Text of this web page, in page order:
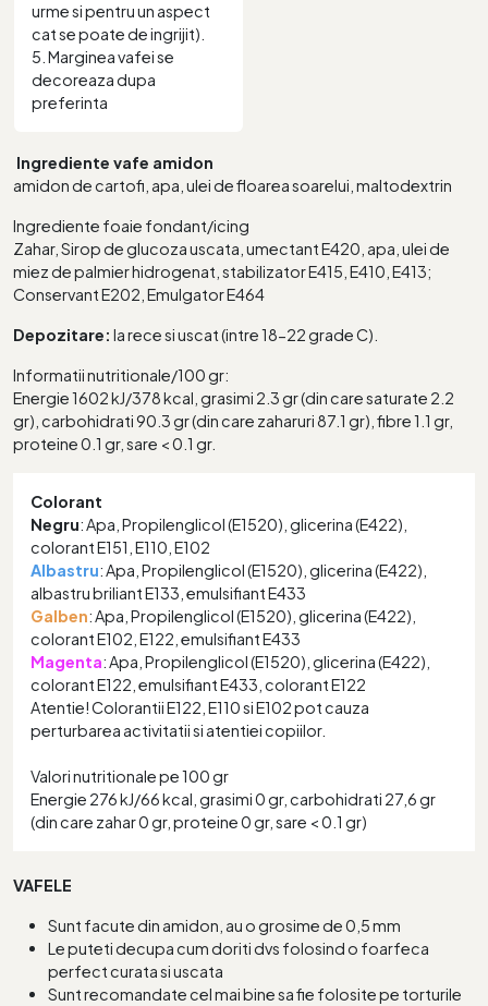
urme si pentru un aspect
cat se poate de ingrijit).
5. Marginea vafei se
decoreaza dupa
preferinta
Ingrediente vafe amidon
amidon de cartofi, apa, ulei de floarea soarelui, maltodextrin
Ingrediente foaie fondant/icing
Zahar, Sirop de glucoza uscata, umectant E420, apa, ulei de
miez de palmier hidrogenat, stabilizator E415, E410, E413;
Conservant E202, Emulgator E464
Depozitare: la rece si uscat (intre 18-22 grade C).
Informatii nutritionale/100 gr:
Energie 1602 kJ/378 kcal, grasimi 2.3 gr (din care saturate 2.2
gr), carbohidrati 90.3 gr (din care zaharuri 87.1 gr), fibre 1.1 gr,
proteine 0.1 gr, sare < 0.1 gr.
Colorant
Negru: Apa, Propilenglicol (E1520), glicerina (E422),
colorant E151, E110, E102
Albastru: Apa, Propilenglicol (E1520), glicerina (E422),
albastru briliant E133, emulsifiant E433
Galben: Apa, Propilenglicol (E1520), glicerina (E422),
colorant E102, E122, emulsifiant E433
Magenta: Apa, Propilenglicol (E1520), glicerina (E422),
colorant E122, emulsifiant E433, colorant E122
Atentie! Colorantii E122, E110 si E102 pot cauza
perturbarea activitatii si atentiei copiilor.
Valori nutritionale pe 100 gr
Energie 276 kJ/66 kcal, grasimi 0 gr, carbohidrati 27,6 gr
(din care zahar 0 gr, proteine 0 gr, sare < 0.1 gr)
VAFELE
Sunt facute din amidon, au o grosime de 0,5 mm
Le puteti decupa cum doriti dvs folosind o foarfeca
perfect curata si uscata
Sunt recomandate cel mai bine sa fie folosite pe torturile